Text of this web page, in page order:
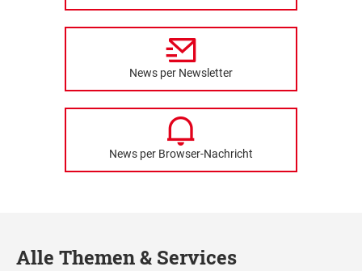
News per Newsletter
News per Browser-Nachricht
Alle Themen & Services